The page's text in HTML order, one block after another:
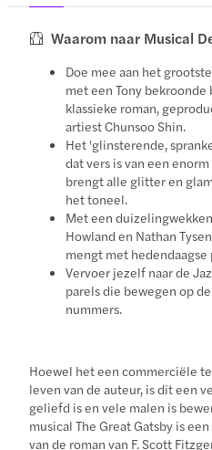
Waarom naar Musical
Doe mee aan het
met een Tony
klassieke roman,
artiest Chunsoo Shin.
Het 'glinsterende,
dat vers is van een
brengt alle glitter en
het toneel.
Met een
Howland en Nathan
mengt met
Vervoer jezelf naar de
parels die bewegen op
nummers.
Hoewel het een commerciële
leven van de auteur, is dit een
geliefd is en vele malen is
musical The Great Gatsby is
van de roman van F. Scott